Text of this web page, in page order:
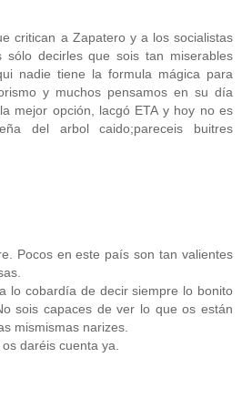
critican a Zapatero y a los socialistas
sólo decirles que sois tan miserables
nadie tiene la formula mágica para
y muchos pensamos en su día
mejor opción, lacgó ETA y hoy no es
del arbol caido;pareceis buitres
Pocos en este país son tan valientes
lo cobardía de decir siempre lo bonito
sois capaces de ver lo que os están
mismismas narizes.
daréis cuenta ya.